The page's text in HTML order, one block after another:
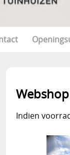
Indien